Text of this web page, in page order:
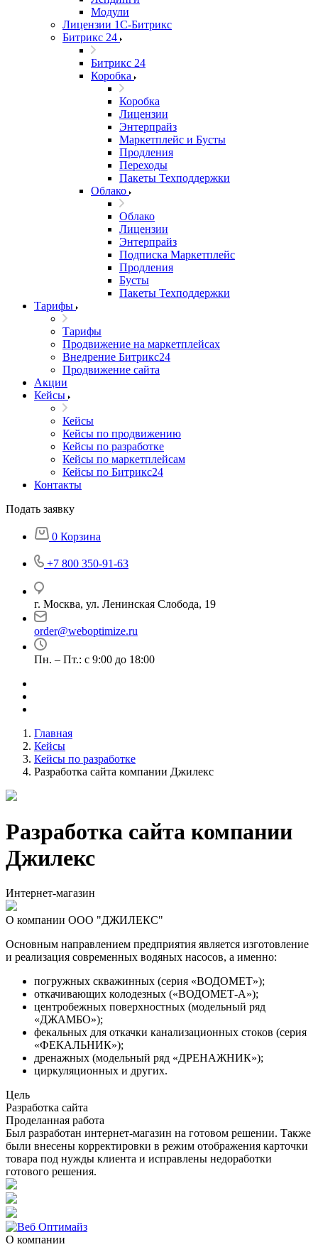
Модули
Лицензии 1С-Битрикс
Битрикс 24
Битрикс 24
Коробка
Коробка
Лицензии
Энтерпрайз
Маркетплейс и Бусты
Продления
Переходы
Пакеты Техподдержки
Облако
Облако
Лицензии
Энтерпрайз
Подписка Маркетплейс
Продления
Бусты
Пакеты Техподдержки
Тарифы
Тарифы
Продвижение на маркетплейсах
Внедрение Битрикс24
Продвижение сайта
Акции
Кейсы
Кейсы
Кейсы по продвижению
Кейсы по разработке
Кейсы по маркетплейсам
Кейсы по Битрикс24
Контакты
Подать заявку
0 Корзина
+7 800 350-91-63
г. Москва, ул. Ленинская Слобода, 19
order@weboptimize.ru
Пн. – Пт.: с 9:00 до 18:00
Главная
Кейсы
Кейсы по разработке
Разработка сайта компании Джилекс
Разработка сайта компании
Джилекс
Интернет-магазин
О компании ООО "ДЖИЛЕКС"
Основным направлением предприятия является изготовление
и реализация современных водяных насосов, а именно:
погружных скважинных (серия «ВОДОМЕТ»);
откачивающих колодезных («ВОДОМЕТ-А»);
центробежных поверхностных (модельный ряд
«ДЖАМБО»);
фекальных для откачки канализационных стоков (серия
«ФЕКАЛЬНИК»);
дренажных (модельный ряд «ДРЕНАЖНИК»);
циркуляционных и других.
Цель
Разработка сайта
Проделанная работа
Был разработан интернет-магазин на готовом решении. Также
были внесены корректировки в режим отображения карточки
товара под нужды клиента и исправлены недоработки
готового решения.
О компании